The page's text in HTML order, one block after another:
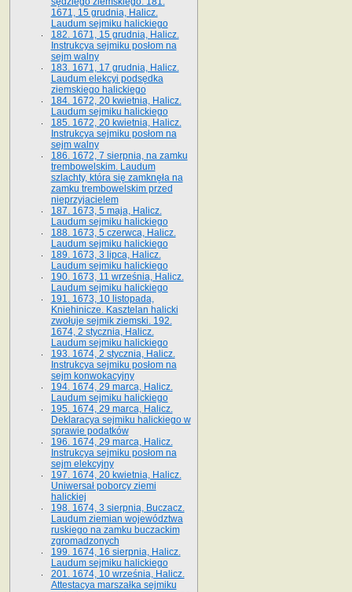
1671, 15 grudnia, Halicz.
Laudum sejmiku halickiego
182. 1671, 15 grudnia, Halicz.
Instrukcya sejmiku posłom na
sejm walny
183. 1671, 17 grudnia, Halicz.
Laudum elekcyi podsędka
ziemskiego halickiego
184. 1672, 20 kwietnia, Halicz.
Laudum sejmiku halickiego
185. 1672, 20 kwietnia, Halicz.
Instrukcya sejmiku posłom na
sejm walny
186. 1672, 7 sierpnia, na zamku
trembowelskim. Laudum
szlachty, która się zamknęła na
zamku trembowelskim przed
nieprzyjacielem
187. 1673, 5 maja, Halicz.
Laudum sejmiku halickiego
188. 1673, 5 czerwca, Halicz.
Laudum sejmiku halickiego
189. 1673, 3 lipca, Halicz.
Laudum sejmiku halickiego
190. 1673, 11 września, Halicz.
Laudum sejmiku halickiego
191. 1673, 10 listopada,
Kniehinicze. Kasztelan halicki
zwołuje sejmik ziemski. 192.
1674, 2 stycznia, Halicz.
Laudum sejmiku halickiego
193. 1674, 2 stycznia, Halicz.
Instrukcya sejmiku posłom na
sejm konwokacyjny
194. 1674, 29 marca, Halicz.
Laudum sejmiku halickiego
195. 1674, 29 marca, Halicz.
Deklaracya sejmiku halickiego w
sprawie podatków
196. 1674, 29 marca, Halicz.
Instrukcya sejmiku posłom na
sejm elekcyjny
197. 1674, 20 kwietnia, Halicz.
Uniwersał poborcy ziemi
halickiej
198. 1674, 3 sierpnia, Buczacz.
Laudum ziemian województwa
ruskiego na zamku buczackim
zgromadzonych
199. 1674, 16 sierpnia, Halicz.
Laudum sejmiku halickiego
201. 1674, 10 września, Halicz.
Attestacya marszałka sejmiku